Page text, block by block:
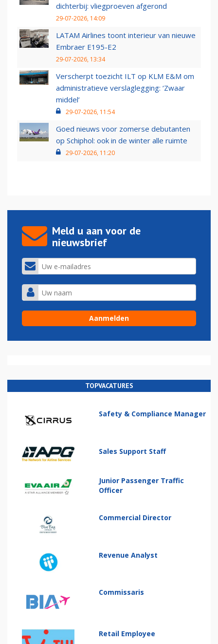
dichterbij: vliegproeven afgerond
29-07-2026, 14:09
LATAM Airlines toont interieur van nieuwe
Embraer E195-E2
29-07-2026, 13:34
Verscherpt toezicht ILT op KLM E&M om
administratieve verslaglegging: ‘Zwaar
middel’
29-07-2026, 11:54
Goed nieuws voor zomerse debutanten
op Schiphol: ook in de winter alle ruimte
29-07-2026, 11:20
Meld u aan voor de
nieuwsbrief
TOPVACATURES
Safety & Compliance Manager
Sales Support Staff
Junior Passenger Traffic
Officer
Commercial Director
Revenue Analyst
Commissaris
Retail Employee